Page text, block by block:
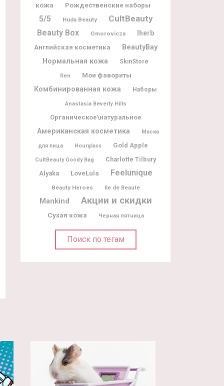
кожа
Рождественские наборы
5/5 Huda Beauty CultBeauty
Beauty Box Omorovicza Iherb
Английская косметика BeautyBay
Нормальная кожа SkinStore
Ren
Мои фавориты
Комбинированная кожа
Наборы
Anastasia Beverly Hills
Органическое\натуральное
Американская косметика Маска
для лица Hourglass Gold Apple
CultBeauty Goody Bag
Charlotte Tilbury
Alyaka
LoveLula Feelunique
Beauty Heroes Ile de Beaute
Mankind Акции и скидки
Сухая кожа Черная пятница
Поиск по тегам